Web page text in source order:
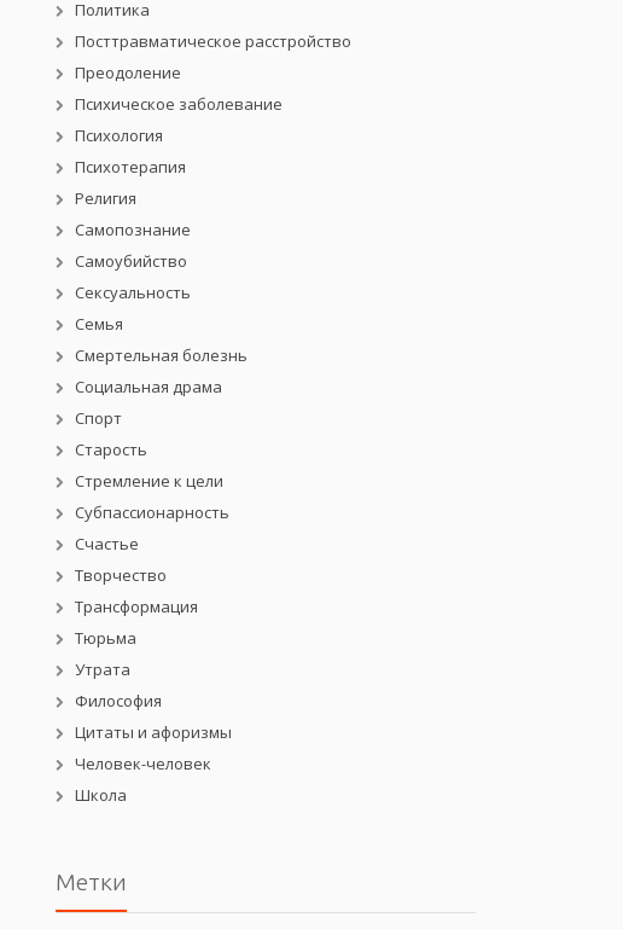
Политика
Посттравматическое расстройство
Преодоление
Психическое заболевание
Психология
Психотерапия
Религия
Самопознание
Самоубийство
Сексуальность
Семья
Смертельная болезнь
Социальная драма
Спорт
Старость
Стремление к цели
Субпассионарность
Счастье
Творчество
Трансформация
Тюрьма
Утрата
Философия
Цитаты и афоризмы
Человек-человек
Школа
Метки